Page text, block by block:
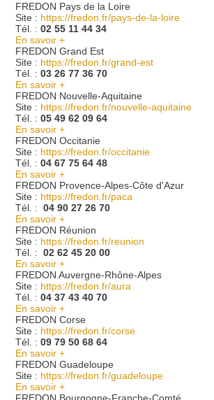
FREDON Pays de la Loire
Site : https://fredon.fr/pays-de-la-loire
Tél. : 02 55 11 44 34
En savoir +
FREDON Grand Est
Site : https://fredon.fr/grand-est
Tél. : 03 26 77 36 70
En savoir +
FREDON Nouvelle-Aquitaine
Site : https://fredon.fr/nouvelle-aquitaine
Tél. : 05 49 62 09 64
En savoir +
FREDON Occitanie
Site : https://fredon.fr/occitanie
Tél. : 04 67 75 64 48
En savoir +
FREDON Provence-Alpes-Côte d'Azur
Site : https://fredon.fr/paca
Tél. : 04 90 27 26 70
En savoir +
FREDON Réunion
Site : https://fredon.fr/reunion
Tél. : 02 62 45 20 00
En savoir +
FREDON Auvergne-Rhône-Alpes
Site : https://fredon.fr/aura
Tél. : 04 37 43 40 70
En savoir +
FREDON Corse
Site : https://fredon.fr/corse
Tél. : 09 79 50 68 64
En savoir +
FREDON Guadeloupe
Site : https://fredon.fr/guadeloupe
En savoir +